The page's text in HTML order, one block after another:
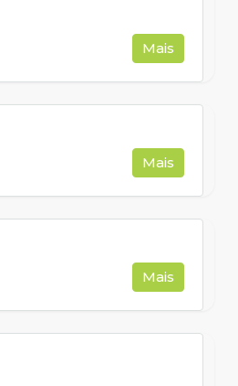
Mais
Mais
Mais